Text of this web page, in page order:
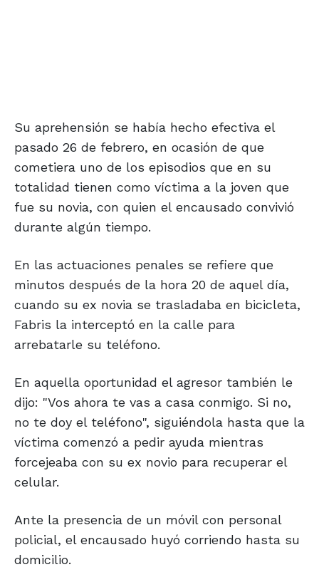
Su aprehensión se había hecho efectiva el
pasado 26 de febrero, en ocasión de que
cometiera uno de los episodios que en su
totalidad tienen como víctima a la joven que
fue su novia, con quien el encausado convivió
durante algún tiempo.
En las actuaciones penales se refiere que
minutos después de la hora 20 de aquel día,
cuando su ex novia se trasladaba en bicicleta,
Fabris la interceptó en la calle para
arrebatarle su teléfono.
En aquella oportunidad el agresor también le
dijo: "Vos ahora te vas a casa conmigo. Si no,
no te doy el teléfono", siguiéndola hasta que la
víctima comenzó a pedir ayuda mientras
forcejeaba con su ex novio para recuperar el
celular.
Ante la presencia de un móvil con personal
policial, el encausado huyó corriendo hasta su
domicilio.